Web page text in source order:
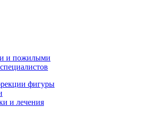
и пожилыми
фигуры
и лечения